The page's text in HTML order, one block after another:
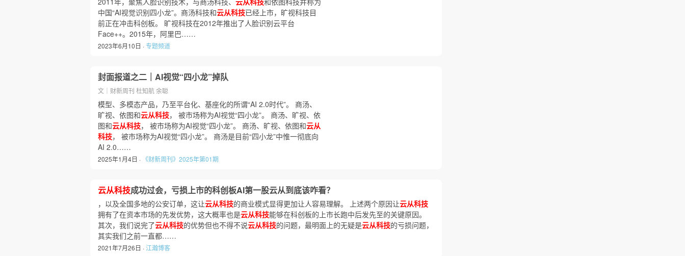
中国“AI视觉识别四小龙”。商汤科技和云从科技已经上市，旷视科技目
前正在冲击科创板。 旷视科技在2012年推出了人脸识别云平台
Face++。2015年，阿里巴……
2023年6月10日 ·专题频道
封面报道之二｜AI视觉“四小龙”掉队
文｜财新周刊 杜知航 余聪
模型、多模态产品，乃至平台化、基座化的所谓“AI 2.0时代”。 商汤、
旷视、依图和云从科技， 被市场称为AI视觉“四小龙”。 商汤、旷视、依
图和云从科技， 被市场称为AI视觉“四小龙”。 商汤、旷视、依图和云从
科技， 被市场称为AI视觉“四小龙”。 商汤是目前“四小龙”中惟一彻底向
AI 2.0……
2025年1月4日 · 《财新周刊》2025年第01期
云从科技成功过会，亏损上市的科创板AI第一股云从到底该咋看？
，以及全国多地的公安订单，这让云从科技的商业模式显得更加让人容易理解。 上述两个原因让云从科技
拥有了在资本市场的先发优势，这大概率也是云从科技能够在科创板的上市长跑中后发先至的关键原因。
其次，我们说完了云从科技的优势但也不得不说云从科技的问题，最明面上的无疑是云从科技的亏损问题，
其实我们之前一直都……
2021年7月26日 ·江瀚博客